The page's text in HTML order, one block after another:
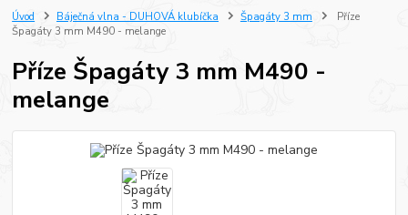
Úvod Báječná vlna - DUHOVÁ klubíčka Špagáty 3 mm
Příze
Špagáty 3 mm M490 - melange
Příze Špagáty 3 mm M490 -
melange